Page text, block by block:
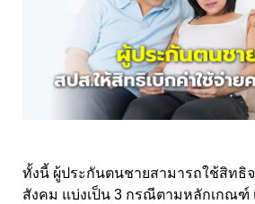
ทั้งนี้ ผู้ประกันตนชายสามารถใช้สิทธิ
สังคม แบ่งเป็น 3 กรณีตามหลักเกณฑ์